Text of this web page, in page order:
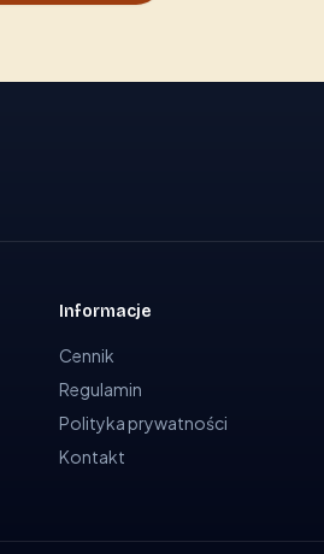
Informacje
Cennik
Regulamin
Polityka prywatności
Kontakt